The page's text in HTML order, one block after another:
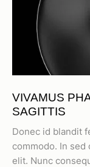
VIVAMUS
SAGITTIS
Donec id blandit
commodo. In sed
elit. Nunc